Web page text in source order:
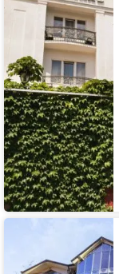
Отель